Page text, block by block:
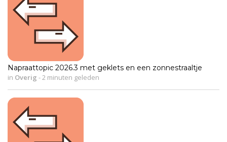
Napraattopic 2026.3 met geklets en een zonnestraaltje
in Overig - 2 minuten geleden